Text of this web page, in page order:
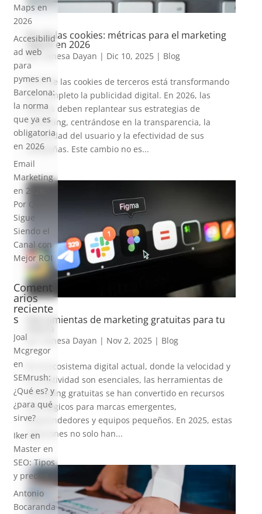
Fin de las cookies: métricas para el marketing
digital en 2026
por Vanesa Dayan | Dic 10, 2025| Blog
El fin de las cookies de terceros está transformando
por completo la publicidad digital. En 2026, las
marcas deben replantear sus estrategias de
marketing, centrándose en la transparencia, la
privacidad del usuario y la efectividad de sus
campañas. Este cambio no es...
Herramientas de marketing gratuitas para tu
por Vanesa Dayan | Nov 2, 2025| Blog
En el ecosistema digital actual, donde la velocidad y
la creatividad son esenciales, las herramientas de
marketing gratuitas se han convertido en recursos
estratégicos para marcas emergentes,
emprendedores y equipos pequeños. En 2025, estas
soluciones no solo han...
Maps en
2026
Accesibilid
ad web
para
pymes en
Barcelona:
la norma
que ya es
obligatoria
en 2026
Email
Marketing
en 2026:
Por Qué
Sigue
Siendo el
Canal con
Mejor ROI
Coment
arios
reciente
s
Joal
Mcgregor
en
SEMrush:
¿Qué es? y
¿para qué
sirve?
Iker en
Master en
SEO: Tipos
y precios
Antonio
Bocaranda